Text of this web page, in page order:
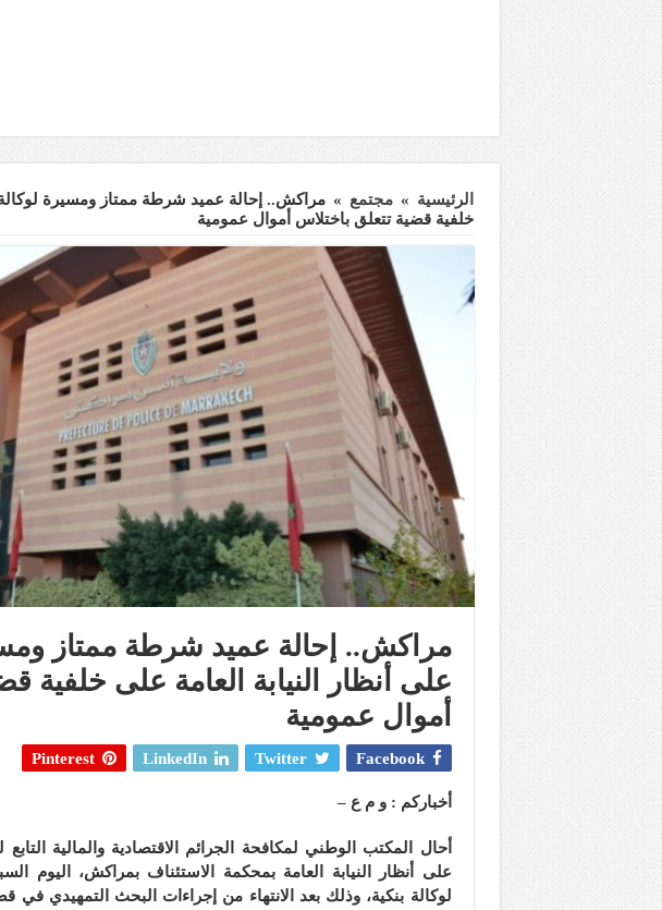
الرئيسية » مجتمع » مراكش.. إحالة عميد شرطة ممتاز ومسيرة لوكالة
خلفية قضية تتعلق باختلاس أموال عمومية
مراكش.. إحالة عميد شرطة ممتاز
على أنظار النيابة العامة على خلفية
أموال عمومية
Facebook
Twitter
LinkedIn
Pinterest
أخباركم : و م ع –
أحال المكتب الوطني لمكافحة الجرائم الاقتصادية والمالية
على أنظار النيابة العامة بمحكمة الاستئناف بمراكش، اليوم
لوكالة بنكية، وذلك بعد الانتهاء من إجراءات البحث التمهيدي في